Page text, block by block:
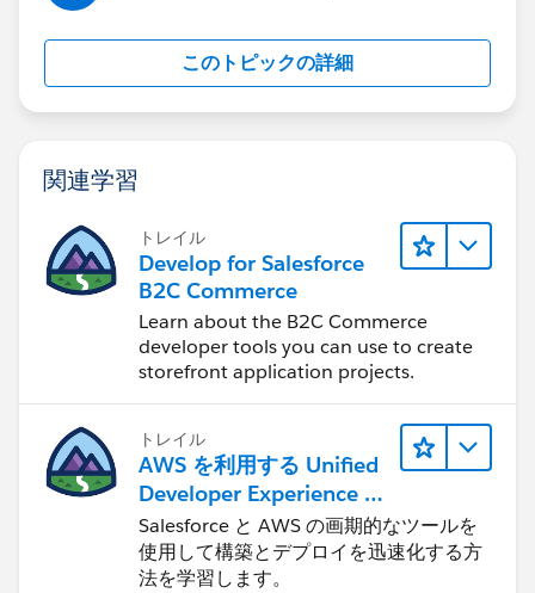
このトピックの詳細
関連学習
トレイル
Develop for Salesforce
B2C Commerce
Learn about the B2C Commerce
developer tools you can use to create
storefront application projects.
トレイル
AWS を利用する Unified
Developer Experience に
ついて学ぶ
Salesforce と AWS の画期的なツールを
使用して構築とデプロイを迅速化する方
法を学習します。